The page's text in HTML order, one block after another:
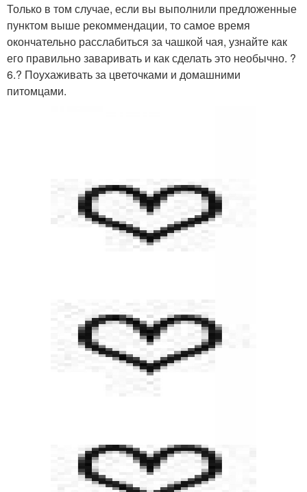
Только в том случае, если вы выполнили предложенные
пунктом выше рекоммендации, то самое время
окончательно расслабиться за чашкой чая, узнайте как
его правильно заваривать и как сделать это необычно. ?
6.? Поухаживать за цветочками и домашними
питомцами.